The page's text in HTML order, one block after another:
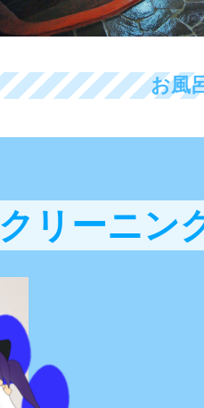
お風
リーニン